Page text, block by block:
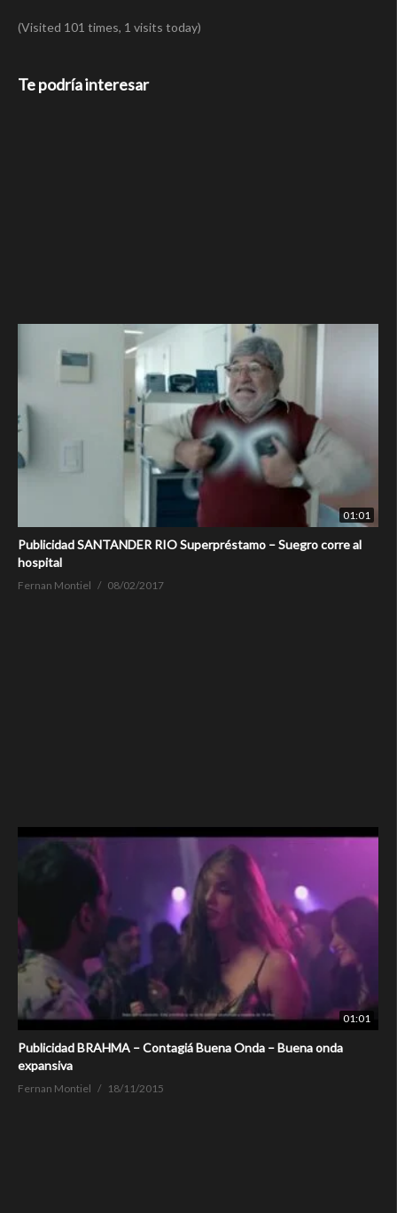
(Visited 101 times, 1 visits today)
Te podría interesar
01:01
Publicidad SANTANDER RIO Superpréstamo – Suegro corre al
hospital
Fernan Montiel 08/02/2017
01:01
Publicidad BRAHMA – Contagiá Buena Onda – Buena onda
expansiva
Fernan Montiel 18/11/2015